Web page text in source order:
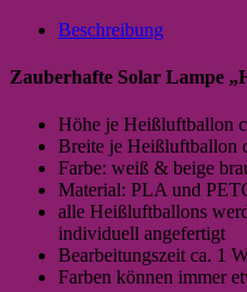
Beschreibung
Zauberhafte Solar Lampe
Höhe je Heißluftballon
Breite je Heißluftballon
Farbe: weiß & beige
Material: PLA und
alle Heißluftballons
individuell angefertigt
Bearbeitungszeit ca. 1
Farben können immer